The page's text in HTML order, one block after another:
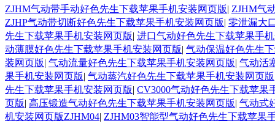
ZJHM气动带手动好色先生下载苹果手机安装网页版| ZJHM气
ZJHP气动带切断好色先生下载苹果手机安装网页版| 零泄漏大
先生下载苹果手机安装网页版| 进口气动好色先生下载苹果手
动薄膜好色先生下载苹果手机安装网页版| 气动保温好色先生
装网页版| 气动流量好色先生下载苹果手机安装网页版| 气动活
果手机安装网页版| 气动蒸汽好色先生下载苹果手机安装网页版
先生下载苹果手机安装网页版| CV3000气动好色先生下载苹果
页版| 高压锻造气动好色先生下载苹果手机安装网页版| 气动式
机安装网页版ZJHM04| ZJHM03智能型气动好色先生下载苹果